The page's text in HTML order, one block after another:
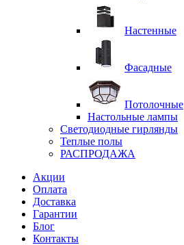
Настенные
Фасадные
Потолочные
Настольные лампы
Светодиодные гирлянды
Теплые полы
РАСПРОДАЖА
Акции
Оплата
Доставка
Гарантии
Блог
Контакты